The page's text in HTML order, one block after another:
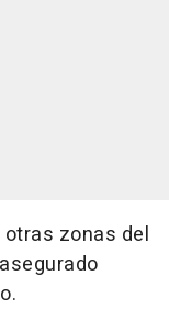
zonas del